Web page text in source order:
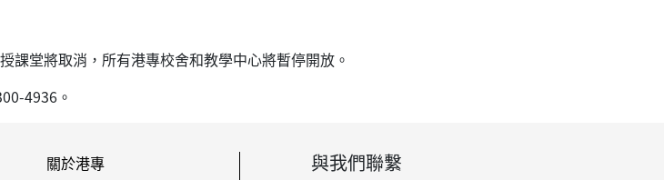
堂將取消，所有港專校舍和教學中心將暫停開放。
4936。
關於港專
與我們聯繫